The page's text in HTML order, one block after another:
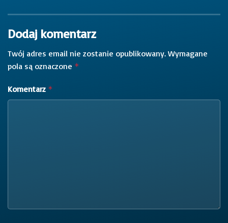
Dodaj komentarz
Twój adres email nie zostanie opublikowany. Wymagane
pola są oznaczone *
Komentarz *